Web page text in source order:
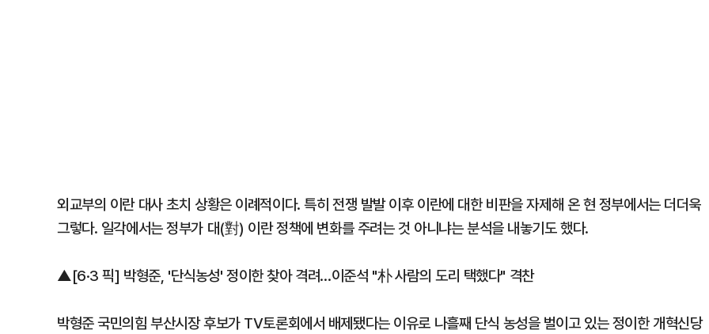
외교부의 이란 대사 초치 상황은 이례적이다. 특히 전쟁 발발 이후 이란에 대한 비판을 자제해 온 현 정부에서는 더더욱
그렇다. 일각에서는 정부가 대(對) 이란 정책에 변화를 주려는 것 아니냐는 분석을 내놓기도 했다.
▲[6·3 픽] 박형준, '단식농성' 정이한 찾아 격려…이준석 "朴 사람의 도리 택했다" 격찬
박형준 국민의힘 부산시장 후보가 TV토론회에서 배제됐다는 이유로 나흘째 단식 농성을 벌이고 있는 정이한 개혁신당